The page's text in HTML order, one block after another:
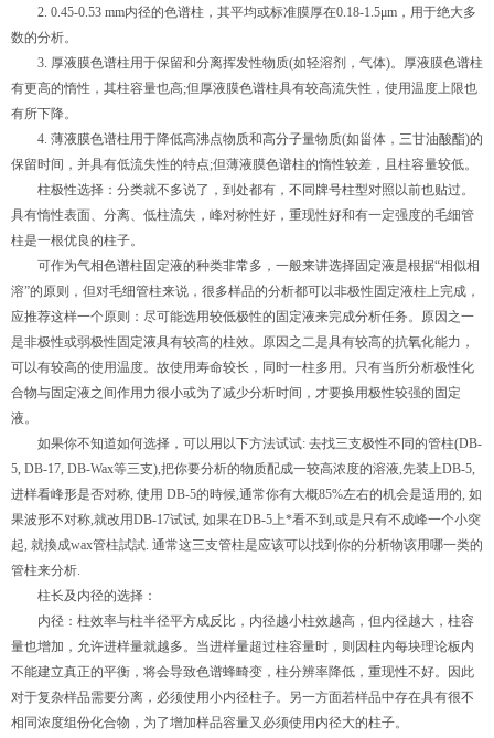
2. 0.45-0.53 mm内径的色谱柱，其平均或标准膜厚在0.18-1.5μm，用于绝大多
数的分析。
3. 厚液膜色谱柱用于保留和分离挥发性物质(如轻溶剂，气体)。厚液膜色谱柱
有更高的惰性，其柱容量也高;但厚液膜色谱柱具有较高流失性，使用温度上限也
有所下降。
4. 薄液膜色谱柱用于降低高沸点物质和高分子量物质(如甾体，三甘油酸酯)的
保留时间，并具有低流失性的特点;但薄液膜色谱柱的惰性较差，且柱容量较低。
柱极性选择：分类就不多说了，到处都有，不同牌号柱型对照以前也贴过。
具有惰性表面、分离、低柱流失，峰对称性好，重现性好和有一定强度的毛细管
柱是一根优良的柱子。
可作为气相色谱柱固定液的种类非常多，一般来讲选择固定液是根据“相似相
溶”的原则，但对毛细管柱来说，很多样品的分析都可以非极性固定液柱上完成，
应推荐这样一个原则：尽可能选用较低极性的固定液来完成分析任务。原因之一
是非极性或弱极性固定液具有较高的柱效。原因之二是具有较高的抗氧化能力，
可以有较高的使用温度。故使用寿命较长，同时一柱多用。只有当所分析极性化
合物与固定液之间作用力很小或为了减少分析时间，才要换用极性较强的固定
液。
如果你不知道如何选择，可以用以下方法试试: 去找三支极性不同的管柱(DB-
5, DB-17, DB-Wax等三支),把你要分析的物质配成一较高浓度的溶液,先装上DB-5,
进样看峰形是否对称, 使用 DB-5的時候,通常你有大概85%左右的机会是适用的, 如
果波形不对称,就改用DB-17试试, 如果在DB-5上*看不到,或是只有不成峰一个小突
起, 就換成wax管柱試試. 通常这三支管柱是应该可以找到你的分析物该用哪一类的
管柱来分析.
柱长及内径的选择：
内径：柱效率与柱半径平方成反比，内径越小柱效越高，但内径越大，柱容
量也增加，允许进样量就越多。当进样量超过柱容量时，则因柱内每块理论板内
不能建立真正的平衡，将会导致色谱蜂畸变，柱分辨率降低，重现性不好。因此
对于复杂样品需要分离，必须使用小内径柱子。另一方面若样品中存在具有很不
相同浓度组份化合物，为了增加样品容量又必须使用内径大的柱子。